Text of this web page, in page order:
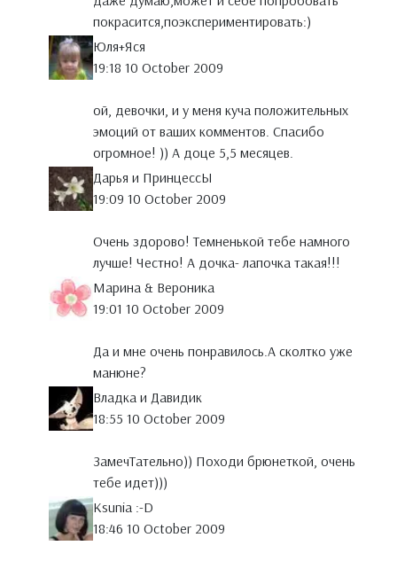
покрасится,поэкспериментировать:)
Юля+Яся
19:18 10 October 2009
ой, девочки, и у меня куча положительных
эмоций от ваших комментов. Спасибо
огромное! )) А доце 5,5 месяцев.
Дарья и ПринцессЫ
19:09 10 October 2009
Очень здорово! Темненькой тебе намного
лучше! Честно! А дочка- лапочка такая!!!
Марина & Вероника
19:01 10 October 2009
Да и мне очень понравилось.А сколтко уже
манюне?
Владка и Давидик
18:55 10 October 2009
ЗамечТательно)) Походи брюнеткой, очень
тебе идет)))
Ksunia :-D
18:46 10 October 2009